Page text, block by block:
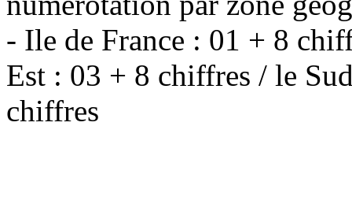
- Ile de France : 01 + 8
Est : 03 + 8 chiffres / le
chiffres